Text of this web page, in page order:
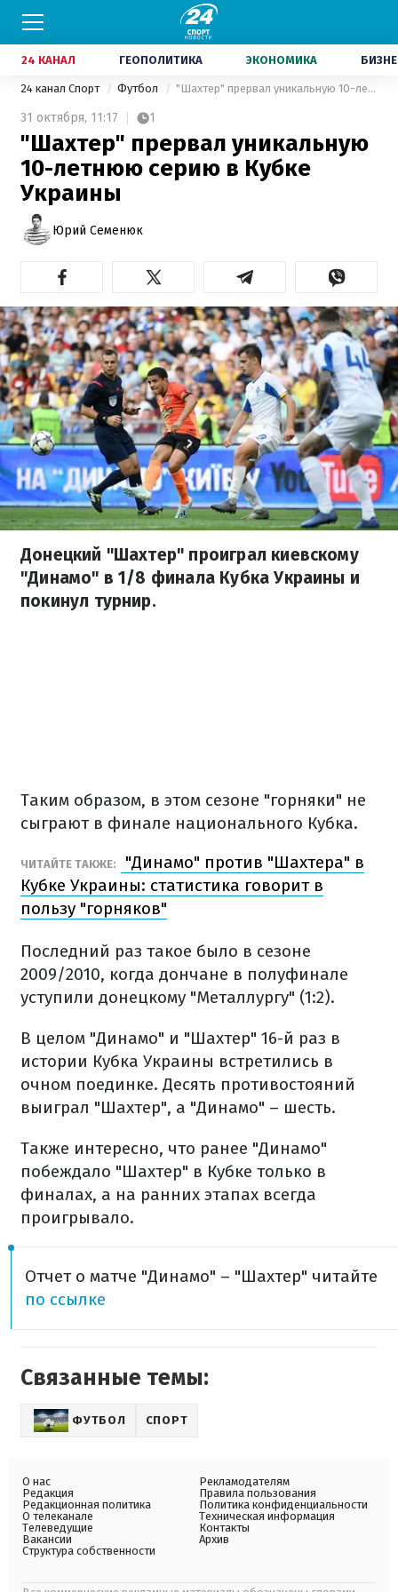
24 КАНАЛ ГЕОПОЛИТИКА ЭКОНОМИКА
24 канал Спорт Футбол "Шахтер" прервал уникальную 10-летнюю серию в Кубке Украины
31 октября, 11:17 1
"Шахтер" прервал уникальную
10-летнюю серию в Кубке
Украины
Юрий Семенюк
Донецкий "Шахтер" проиграл киевскому
"Динамо" в 1/8 финала Кубка Украины и
покинул турнир.
Таким образом, в этом сезоне "горняки" не
сыграют в финале национального Кубка.
ЧИТАЙТЕ ТАКЖЕ:
"Динамо" против "Шахтера" в
Кубке Украины: статистика говорит в
пользу "горняков"
Последний раз такое было в сезоне
2009/2010, когда дончане в полуфинале
уступили донецкому "Металлургу" (1:2).
В целом "Динамо" и "Шахтер" 16-й раз в
истории Кубка Украины встретились в
очном поединке. Десять противостояний
выиграл "Шахтер", а "Динамо" – шесть.
Также интересно, что ранее "Динамо"
побеждало "Шахтер" в Кубке только в
финалах, а на ранних этапах всегда
проигрывало.
Отчет о матче "Динамо" – "Шахтер" читайте
по ссылке
Связанные темы:
ФУТБОЛ СПОРТ
О нас
Редакция
Редакционная политика
О телеканале
Телеведущие
Вакансии
Структура собственности
Рекламодателям
Правила пользования
Политика конфиденциальности
Техническая информация
Контакты
Архив